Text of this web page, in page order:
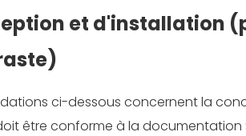
et d'installation
ci-dessous concernent la
être conforme à la documentation